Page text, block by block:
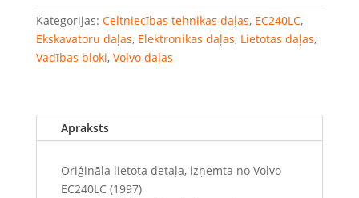
Kategorijas: Celtniecības tehnikas daļas, EC240LC,
Ekskavatoru daļas, Elektronikas daļas, Lietotas daļas,
Vadības bloki, Volvo daļas
Apraksts
Oriģināla lietota detaļa, izņemta no Volvo
EC240LC (1997)